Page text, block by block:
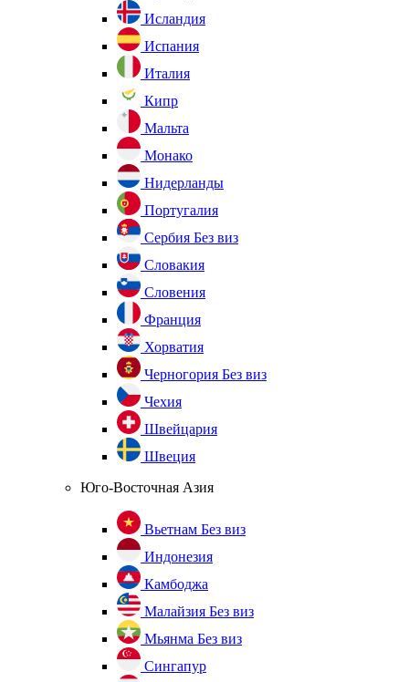
Исландия
Испания
Италия
Кипр
Мальта
Монако
Нидерланды
Португалия
Сербия Без виз
Словакия
Словения
Франция
Хорватия
Черногория Без виз
Чехия
Швейцария
Швеция
Юго-Восточная Азия
Вьетнам Без виз
Индонезия
Камбоджа
Малайзия Без виз
Мьянма Без виз
Сингапур